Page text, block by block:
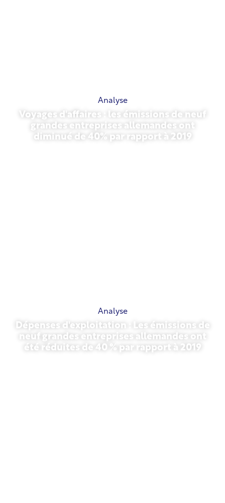
Analyse
Voyages d'affaires : les émissions de neuf
grandes entreprises allemandes ont
diminué de 40% par rapport à 2019
Analyse
Dépenses d'exploitation : Les émissions de
neuf grandes entreprises allemandes ont
été réduites de 40 % par rapport à 2019